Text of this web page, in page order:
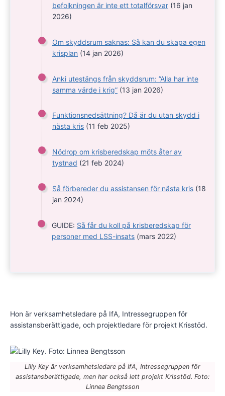
befolkningen är inte ett totalförsvar (16 jan
2026)
Om skyddsrum saknas: Så kan du skapa egen
krisplan (14 jan 2026)
Anki utestängs från skyddsrum: ”Alla har inte
samma värde i krig” (13 jan 2026)
Funktionsnedsättning? Då är du utan skydd i
nästa kris (11 feb 2025)
Nödrop om krisberedskap möts åter av
tystnad (21 feb 2024)
Så förbereder du assistansen för nästa kris (18
jan 2024)
GUIDE: Så får du koll på krisberedskap för
personer med LSS-insats (mars 2022)
Hon är verksamhetsledare på IfA, Intressegruppen för
assistansberättigade, och projektledare för projekt Krisstöd.
Lilly Key är verksamhetsledare på IfA, Intressegruppen för
assistansberättigade, men har också lett projekt Krisstöd. Foto:
Linnea Bengtsson